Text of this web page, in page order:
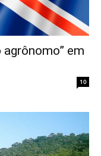
agrônomo” em
10